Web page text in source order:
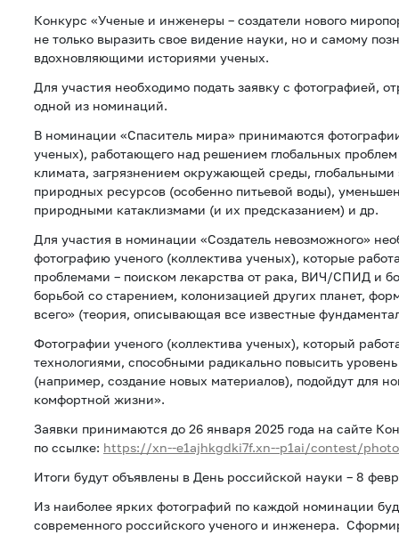
Конкурс «Ученые и инженеры – создатели нового
не только выразить свое видение науки, но и самому
вдохновляющими историями ученых.
Для участия необходимо подать заявку с фотографией,
одной из номинаций.
В номинации «Спаситель мира» принимаются
ученых), работающего над решением глобальных
климата, загрязнением окружающей среды,
природных ресурсов (особенно питьевой воды),
природными катаклизмами (и их предсказанием) и др.
Для участия в номинации «Создатель невозможного»
фотографию ученого (коллектива ученых), которые
проблемами – поиском лекарства от рака, ВИЧ/СПИД и
борьбой со старением, колонизацией других планет,
всего» (теория, описывающая все известные
Фотографии ученого (коллектива ученых), который
технологиями, способными радикально повысить
(например, создание новых материалов), подойдут для
комфортной жизни».
Заявки принимаются до 26 января 2025 года на сайте
по ссылке: https://xn--e1ajhkgdki7f.xn--p1ai/contest/
Итоги будут объявлены в День российской науки – 8
Из наиболее ярких фотографий по каждой номинации
современного российского ученого и инженера.